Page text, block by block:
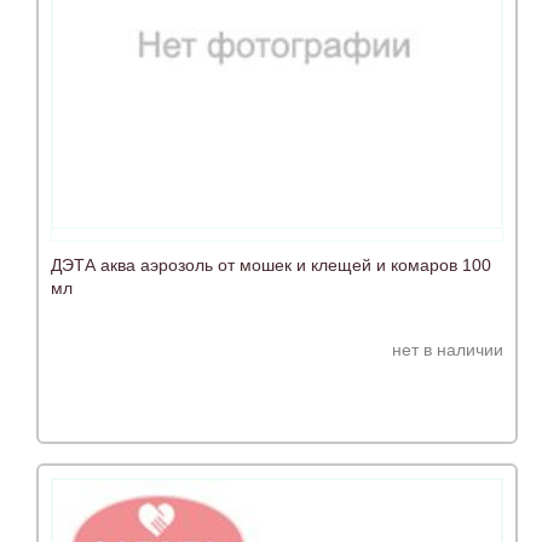
ДЭТА аква аэрозоль от мошек и клещей и комаров 100
мл
нет в наличии